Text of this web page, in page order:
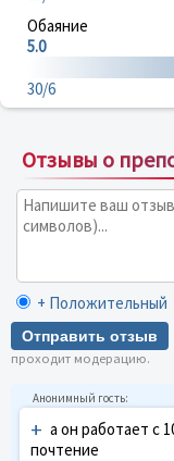
Обаяние
5.0
30/6
Отзывы о
+ Положительный
Отправить отзыв
проходит модерацию.
+ а он работает с
почтение